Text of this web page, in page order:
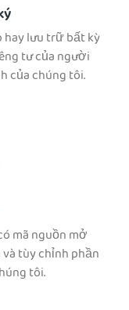
hay lưu trữ bất kỳ
tư của người
của chúng tôi.
mã nguồn mở
tùy chỉnh phần
tôi.